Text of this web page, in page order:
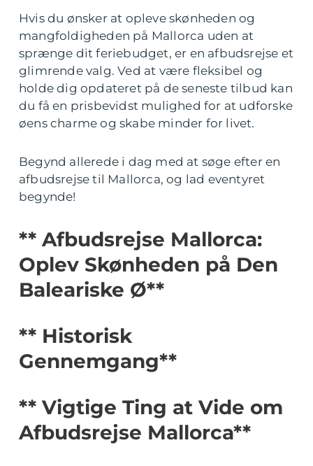
Hvis du ønsker at opleve skønheden og
mangfoldigheden på Mallorca uden at
sprænge dit feriebudget, er en afbudsrejse et
glimrende valg. Ved at være fleksibel og
holde dig opdateret på de seneste tilbud kan
du få en prisbevidst mulighed for at udforske
øens charme og skabe minder for livet.
Begynd allerede i dag med at søge efter en
afbudsrejse til Mallorca, og lad eventyret
begynde!
** Afbudsrejse Mallorca:
Oplev Skønheden på Den
Baleariske Ø**
** Historisk
Gennemgang**
** Vigtige Ting at Vide om
Afbudsrejse Mallorca**